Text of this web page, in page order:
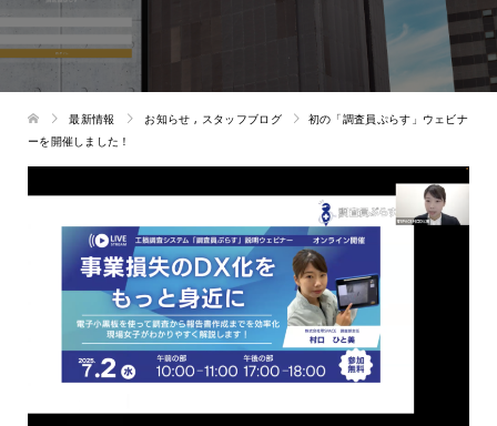
最新情報 お知らせ , スタッフブログ
初の「調査員ぷらす」ウェビナ
ーを開催しました！